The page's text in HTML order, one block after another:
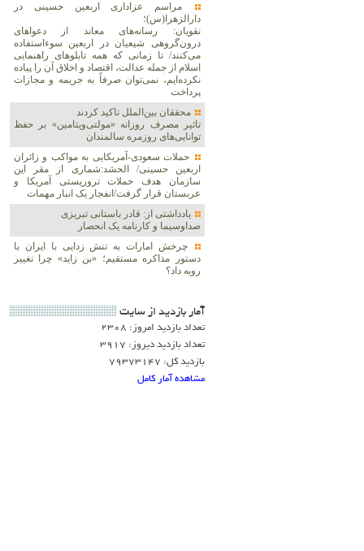
مراسم عزاداری اربعین حسینی در
دارالزهرا(س)؛
نقویان: رسانه‌های معاند از دعواهای
درون‌گروهی شیعیان در اربعین سوءاستفاده
می‌کنند/ تا زمانی که همه تابلوهای راهنمایی
اسلام از جمله عدالت، اقتصاد و اخلاق آن را پیاده
نکرده‌ایم، نمی‌توان صرفاً به جریمه و مجازات
پرداخت
محققان بین‌الملل تاکید کردند
تاثیر مصرف روزانه «مولتی‌ویتامین» بر حفظ
توانایی‌های روزمره سالمندان
حملات سعودی-آمریکایی به مواکب و زائران
اربعین حسینی/ الحشد:شماری از مقر این
سازمان هدف حملات تروریستی آمریکا و
عربستان قرار گرفت/انفجار یک انبار مهمات
یادداشتی از: قادر باستانی تبریزی
صداوسیما و کارنامه یک انحصار
چرخش امارات به تنش زدایی با ایران با
دستور مذاکره مستقیم؛ «بن زاید» چرا تغییر
رویه داد؟
آمار بازديد از سايت
تعداد بازدید امروز: 2308
تعداد بازدید دیروز: 3917
بازدید کل: 79373147
مشاهده آمار کامل